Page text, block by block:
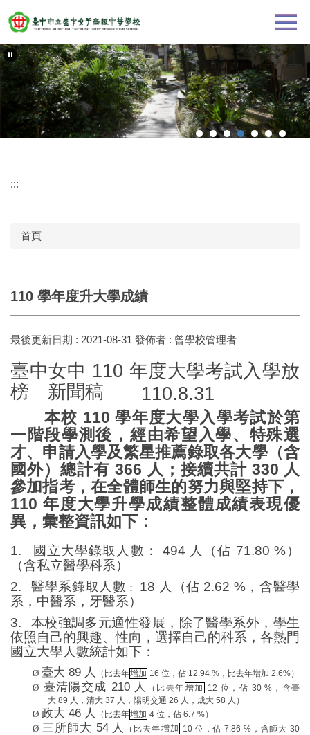
跳
到
要
內
容
區
:::
首頁
110 學年度升大學成績
最後更新日期 : 2021-08-31 發佈者 : 曾學校管理者
臺中女中 110 年度大學考試入學放
榜 新聞稿 110.8.31
本校 110學年度大學入學考試於第
一階段學測後，經由希望入學、特殊選
才、申請入學及繁星推薦錄取各大學（含
國外）總計有 366 人；接續共計 330 人
參加指考，在全體師生的努力與堅持下，
110 年度大學升學成績整體成績表現優
異，彙整資訊如下：
1. 國立大學錄取人數： 494 人（佔 71.80 %）
（含私立醫學科系）
2.
醫學系錄取人數 ： 18 人（佔 2.62 %，含醫學
系，中醫系，牙醫系）
3.
本校強調多元適性發展，除了醫學系外，學生
依照自己的興趣、性向，選擇自己的科系，各熱門
國立大學人數統計如下：
Ø 臺大 89 人 （ 比去年增加 16位，佔 12.94 % ，比去年增加 2.6%）
Ø 臺清陽交成 210 人 （ 比去年 增加 12 位， 佔 30 %，含臺
大 89 人，清大 37 人，陽明交通 26 人，成大 58 人 ）
Ø 政大 46 人 （ 比去年增加 4位，佔 6.7 %）
Ø 三所師大 54 人 （ 比去年增加 10 位，佔 7.86 %，含師大 30